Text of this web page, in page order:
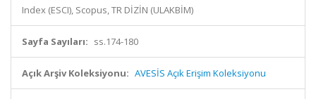
Index (ESCI), Scopus, TR DİZİN (ULAKBİM)
Sayfa Sayıları: ss.174-180
Açık Arşiv Koleksiyonu: AVESİS Açık Erişim Koleksiyonu